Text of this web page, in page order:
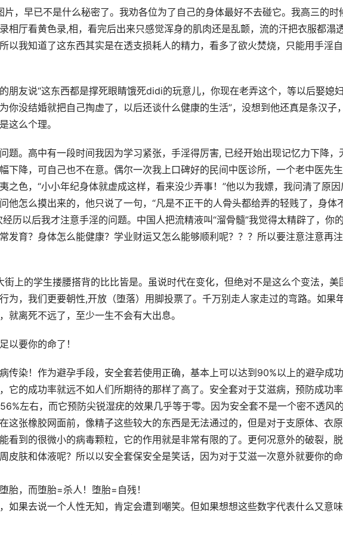
，早已不是什么秘密了。我劝各位为了自己的身体最好不去碰它。我高三的时
相厅看黄色录,相，看完后出来只感觉浑身的肌肉还是乱颤，流的汗把衣服都溻
以我知道了这东西其实是在透支损耗人的精力，看多了欲火焚烧，只能用手淫
朋友说“这东西都是撑死眼睛饿死didi的玩意儿，你现在老弄这个，等以后娶媳妇
你没结婚就把自己掏虚了，以后还谈什么健康的生活”，没想到他还真是条汉子，
这么个理。
题。高中有一段时间我因为学习紧张，手淫得厉害, 已经开始出现记忆力下降，
下降，可自己也不在意。偶尔一次我上口碑好的民间中医诊所，一个老中医先
之色，“小小年纪身体就虚成这样，看来没少弄事！”他以为我嫖，我问清了原因
他怎么摸出来的，他只说了一句，“凡是不正干的人骨头都给弄的轻贱了，身体
历以后我才注意手淫的问题。中国人把流精液叫“溜骨髓”我觉得太精辟了，你的
发育？身体怎么能健康？学业财运又怎么能够顺利呢？？？所以要注意注意再注
上的学生搂腰搭背的比比皆是。虽说时代在变化，但绝对不是这么个变法，美
为，我们更要朝性,开放（堕落）用脚投票了。千万别走人家走过的弯路。如果
就离死不远了，至少一生不会有大出息。
以要你的命了！
传染！作为避孕手段，安全套若使用正确，基本上可以达到90%以上的避孕成功
它的成功率就远不如人们所期待的那样了高了。安全套对于艾滋病，预防成功
左右，而它预防尖锐湿疣的效果几乎等于零。因为安全套不是一个密不透风的
这张橡胶网面前，像精子这些较大的东西是无法通过的，但是对于支原体、衣原
看到的很微小的病毒颗粒，它的作用就是非常有限的了。更何况意外的破裂，脱
皮肤和体液呢？所以以安全套保安全是笑话，因为对于艾滋一次意外就要你的命
胎，而堕胎=杀人！堕胎=自残！
如果去说一个人性无知，肯定会遭到嘲笑。但如果想想这些数字代表什么又意